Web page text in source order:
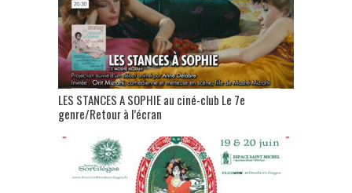
LES STANCES A SOPHIE au ciné-club Le 7e
genre/Retour à l’écran